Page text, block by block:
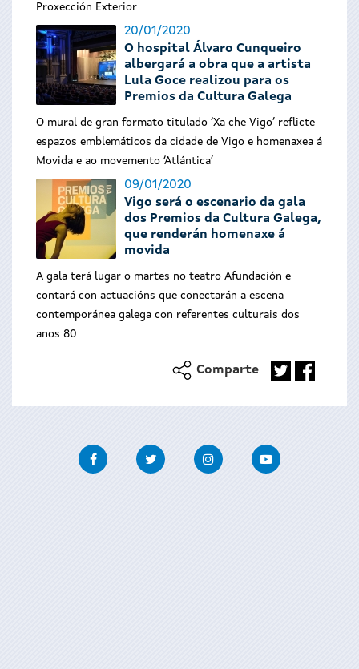
Proxección Exterior
20/01/2020
O hospital Álvaro Cunqueiro
albergará a obra que a artista
Lula Goce realizou para os
Premios da Cultura Galega
O mural de gran formato titulado ‘Xa che Vigo’ reflicte
espazos emblemáticos da cidade de Vigo e homenaxea á
Movida e ao movemento ‘Atlántica’
09/01/2020
Vigo será o escenario da gala
dos Premios da Cultura Galega,
que renderán homenaxe á
movida
A gala terá lugar o martes no teatro Afundación e
contará con actuacións que conectarán a escena
contemporánea galega con referentes culturais dos
anos 80
Comparte
FacebookTwitter InstagramYoutube